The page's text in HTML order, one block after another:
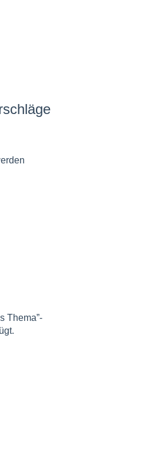
Thema”-